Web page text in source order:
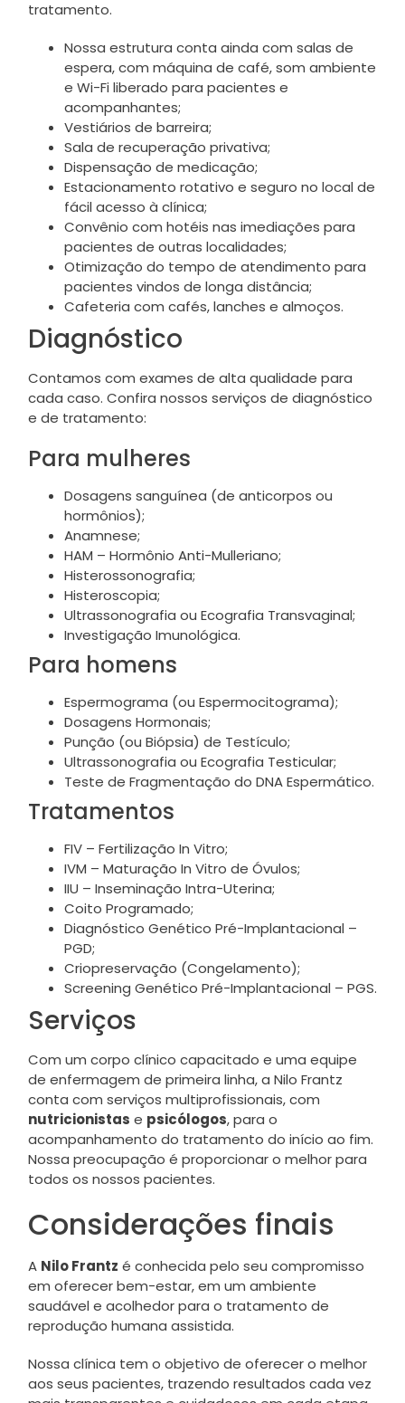
tratamento.
Nossa estrutura conta ainda com salas de
espera, com máquina de café, som ambiente
e Wi-Fi liberado para pacientes e
acompanhantes;
Vestiários de barreira;
Sala de recuperação privativa;
Dispensação de medicação;
Estacionamento rotativo e seguro no local de
fácil acesso à clínica;
Convênio com hotéis nas imediações para
pacientes de outras localidades;
Otimização do tempo de atendimento para
pacientes vindos de longa distância;
Cafeteria com cafés, lanches e almoços.
Diagnóstico
Contamos com exames de alta qualidade para
cada caso. Confira nossos serviços de diagnóstico
e de tratamento:
Para mulheres
Dosagens sanguínea (de anticorpos ou
hormônios);
Anamnese;
HAM – Hormônio Anti-Mulleriano;
Histerossonografia;
Histeroscopia;
Ultrassonografia ou Ecografia Transvaginal;
Investigação Imunológica.
Para homens
Espermograma (ou Espermocitograma);
Dosagens Hormonais;
Punção (ou Biópsia) de Testículo;
Ultrassonografia ou Ecografia Testicular;
Teste de Fragmentação do DNA Espermático.
Tratamentos
FIV – Fertilização In Vitro;
IVM – Maturação In Vitro de Óvulos;
IIU – Inseminação Intra-Uterina;
Coito Programado;
Diagnóstico Genético Pré-Implantacional –
PGD;
Criopreservação (Congelamento);
Screening Genético Pré-Implantacional – PGS.
Serviços
Com um corpo clínico capacitado e uma equipe
de enfermagem de primeira linha, a Nilo Frantz
conta com serviços multiprofissionais, com
nutricionistas e psicólogos, para o
acompanhamento do tratamento do início ao fim.
Nossa preocupação é proporcionar o melhor para
todos os nossos pacientes.
Considerações finais
A Nilo Frantz é conhecida pelo seu compromisso
em oferecer bem-estar, em um ambiente
saudável e acolhedor para o tratamento de
reprodução humana assistida.
Nossa clínica tem o objetivo de oferecer o melhor
aos seus pacientes, trazendo resultados cada vez